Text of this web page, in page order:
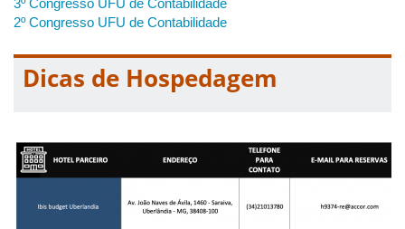
2º Congresso UFU de Contabilidade
Dicas de Hospedagem